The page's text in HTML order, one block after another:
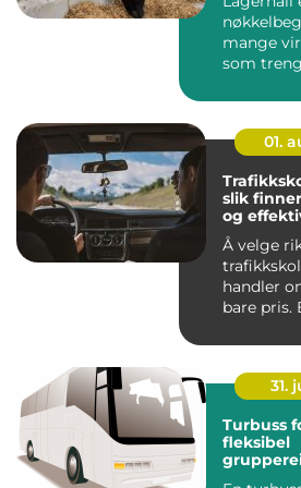
mange
som
01.
slik
og
opplæring
Å velge
handler
bare pris.
struk...
31.
Turbuss
fleksibel